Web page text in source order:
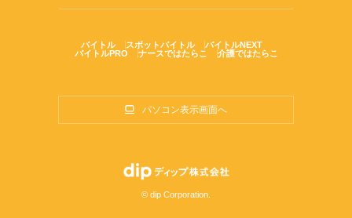
バイトル スポットバイトル
バイトルNEXT
バイトルPRO
ナースではたらこ 介護ではたらこ
パソコン表示画面へ
© dip Corporation.